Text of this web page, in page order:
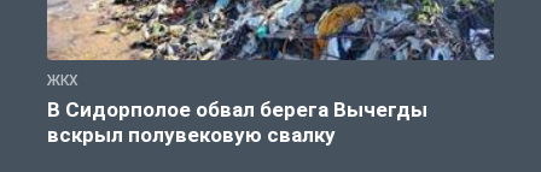
ЖКХ
В Сидорполое обвал берега Вычегды
вскрыл полувековую свалку